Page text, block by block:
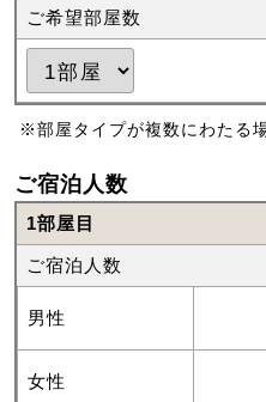
ご希望部屋数
※部屋タイプが複数にわたる
ご宿泊人数
1部屋目
ご宿泊人数
男性
女性